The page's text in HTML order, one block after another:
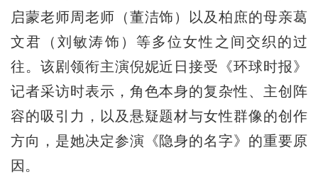
启蒙老师周老师（董洁饰）以及柏庶的母亲葛
文君（刘敏涛饰）等多位女性之间交织的过
往。该剧领衔主演倪妮近日接受《环球时报》
记者采访时表示，角色本身的复杂性、主创阵
容的吸引力，以及悬疑题材与女性群像的创作
方向，是她决定参演《隐身的名字》的重要原
因。